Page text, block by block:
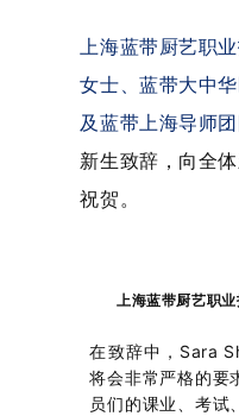
上海蓝带厨艺职
女士、蓝带大中
及蓝带上海导师
新生致辞 ， 向全
祝贺。
上海蓝带厨艺职
在致辞中，Sara
将会非常严格的要
员们的课业、考试